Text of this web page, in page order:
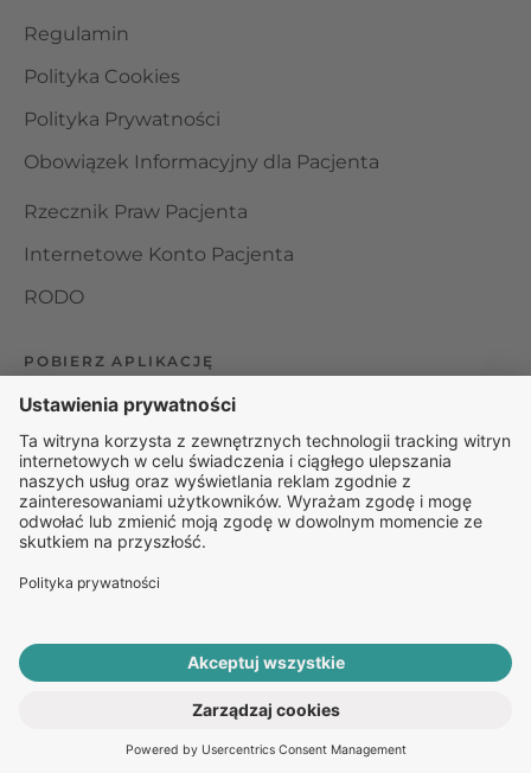
ROZPOCZNIJ E-KONSULTACJĘ
Regulamin
Polityka Cookies
Polityka Prywatności
Obowiązek Informacyjny dla Pacjenta
Rzecznik Praw Pacjenta
Internetowe Konto Pacjenta
RODO
POBIERZ APLIKACJĘ
Organizator udzielania świadczeń telemedycznych jest
podmiotem leczniczym w rozumieniu ustawy z dnia 15
kwietnia 2011 roku o działalności leczniczej, wpisanym do
rejestru podmiotów wykonujących działalność leczniczą pod
numerem: 000000229172.